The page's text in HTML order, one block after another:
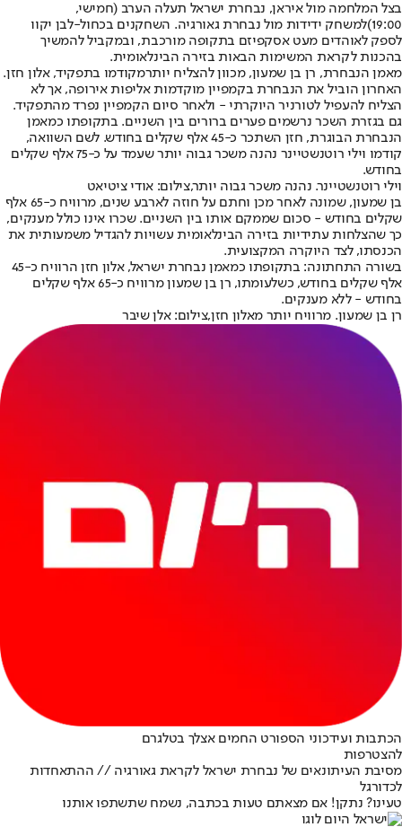
בצל המלחמה מול איראן, נבחרת ישראל תעלה הערב (חמישי,
19:00) למשחק ידידות מול נבחרת גאורגיה. השחקנים בכחול-לבן יקוו
לספק לאוהדים מעט אסקפיזם בתקופה מורכבת, ובמקביל להמשיך
בהכנות לקראת המשימות הבאות בזירה הבינלאומית.
מאמן הנבחרת, רן בן שמעון, מכוון להצליח יותרמקודמו בתפקיד, אלון חזן.
האחרון הוביל את הנבחרת בקמפיין מוקדמות אליפות אירופה, אך לא
הצליח להעפיל לטורניר היוקרתי - ולאחר סיום הקמפיין נפרד מהתפקיד.
גם בגזרת השכר נרשמים פערים ברורים בין השניים. בתקופתו כמאמן
הנבחרת הבוגרת, חזן השתכר כ-45 אלף שקלים בחודש. לשם השוואה,
קודמו וילי רוטנשטיינר נהנה משכר גבוה יותר שעמד על כ-75 אלף שקלים
בחודש.
וילי רוטנשטיינר. נהנה משכר גבוה יותר,צילום: אודי ציטיאט
בן שמעון, שמונה לאחר מכן וחתם על חוזה לארבע שנים, מרוויח כ-65 אלף
שקלים בחודש - סכום שממקם אותו בין השניים. שכרו אינו כולל מענקים,
כך שהצלחות עתידיות בזירה הבינלאומית עשויות להגדיל משמעותית את
הכנסתו, לצד היוקרה המקצועית.
בשורה התחתונה: בתקופתו כמאמן נבחרת ישראל, אלון חזן הרוויח כ-45
אלף שקלים בחודש, כשלעומתו, רן בן שמעון מרוויח כ-65 אלף שקלים
בחודש - ללא מענקים.
רן בן שמעון. מרוויח יותר מאלון חזן,צילום: אלן שיבר
הכתבות ועידכוני הספורט החמים אצלך בטלגרם
להצטרפות
מסיבת העיתונאים של נבחרת ישראל לקראת גאורגיה // ההתאחדות
לכדורגל
טעינו? נתקן! אם מצאתם טעות בכתבה, נשמח שתשתפו אותנו